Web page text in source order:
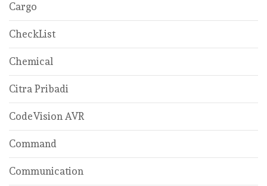
Cargo
CheckList
Chemical
Citra Pribadi
CodeVision AVR
Command
Communication